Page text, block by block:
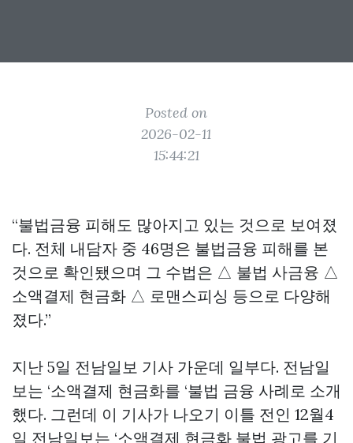
Posted on
2026-02-11
15:44:21
“불법금융 피해도 많아지고 있는 것으로 보여졌
다. 전체 내담자 중 46명은 불법금융 피해를 본
것으로 확인됐으며 그 수법은 △ 불법 사금융 △
소액결제 현금화 △ 로맨스피싱 등으로 다양해
졌다.”
지난 5일 전남일보 기사 가운데 일부다. 전남일
보는 ‘소액결제 현금화를 ‘불법 금융 사례로 소개
했다. 그런데 이 기사가 나오기 이틀 전인 12월4
일 전남일보는 ‘소액결제 현금화 불법 광고를 기